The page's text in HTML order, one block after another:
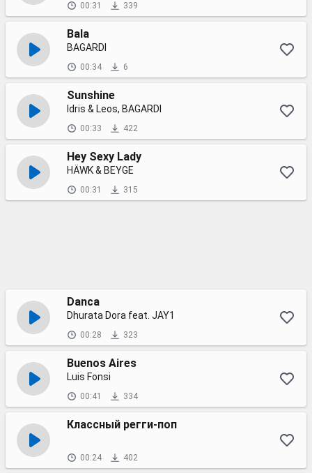
00:31 339
Bala
BAGARDI
00:34 6
Sunshine
Idris & Leos, BAGARDI
00:33 422
Hey Sexy Lady
HÄWK & BEYGE
00:31 315
Danca
Dhurata Dora feat. JAY1
00:28 323
Buenos Aires
Luis Fonsi
00:41 334
Классный регги-поп
00:24 402